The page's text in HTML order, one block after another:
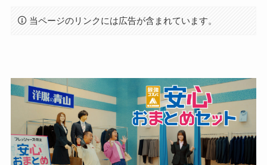
当ページのリンクには広告が含まれています。